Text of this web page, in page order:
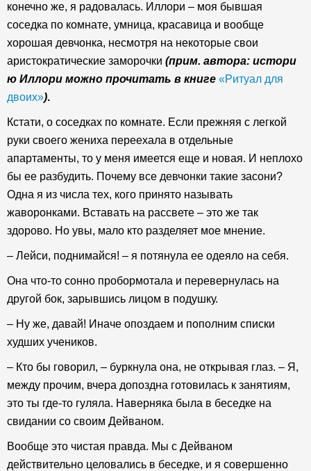
конечно же, я радовалась. Иллори – моя бывшая
соседка по комнате, умница, красавица и вообще
хорошая девчонка, несмотря на некоторые свои
аристократические заморочки (прим. автора: истори
ю Иллори можно прочитать в книге «Ритуал для
двоих»).
Кстати, о соседках по комнате. Если прежняя с легкой
руки своего жениха переехала в отдельные
апартаменты, то у меня имеется еще и новая. И неплохо
бы ее разбудить. Почему все девчонки такие засони?
Одна я из числа тех, кого принято называть
жаворонками. Вставать на рассвете – это же так
здорово. Но увы, мало кто разделяет мое мнение.
– Лейси, поднимайся! – я потянула ее одеяло на себя.
Она что-то сонно пробормотала и перевернулась на
другой бок, зарывшись лицом в подушку.
– Ну же, давай! Иначе опоздаем и пополним списки
худших учеников.
– Кто бы говорил, – буркнула она, не открывая глаз. – Я,
между прочим, вчера допоздна готовилась к занятиям,
это ты где-то гуляла. Наверняка была в беседке на
свидании со своим Дейваном.
Вообще это чистая правда. Мы с Дейваном
действительно целовались в беседке, и я совершенно